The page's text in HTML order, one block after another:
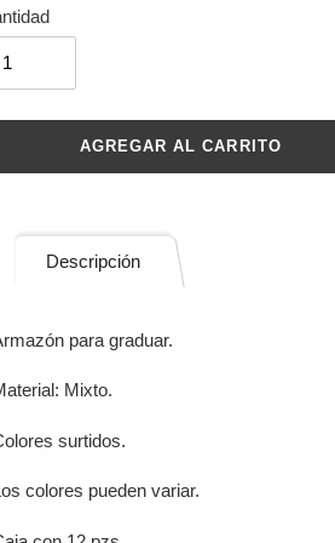
AGREGAR AL CARRITO
Descripción
para graduar.
Mixto.
surtidos.
colores pueden variar.